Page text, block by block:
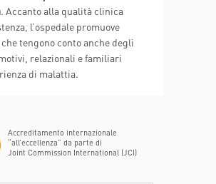
. Accanto alla qualità clinica
l’ospedale promuove
tengono conto anche degli
relazionali e familiari
di malattia.
Accreditamento internazionale
“all’eccellenza” da parte di
Joint Commission International (JCI)